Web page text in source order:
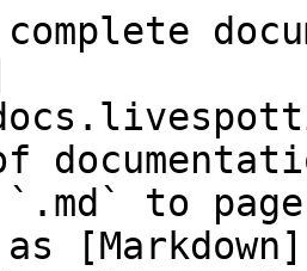
`.md` to
[Markdown]